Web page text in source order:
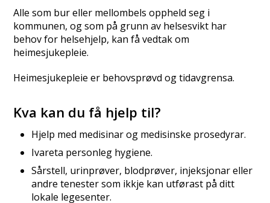
Alle som bur eller mellombels oppheld seg i
kommunen, og som på grunn av helsesvikt har
behov for helsehjelp, kan få vedtak om
heimesjukepleie.
Heimesjukepleie er behovsprøvd og tidavgrensa.
Kva kan du få hjelp til?
Hjelp med medisinar og medisinske prosedyrar.
Ivareta personleg hygiene.
Sårstell, urinprøver, blodprøver, injeksjonar eller
andre tenester som ikkje kan utførast på ditt
lokale legesenter.